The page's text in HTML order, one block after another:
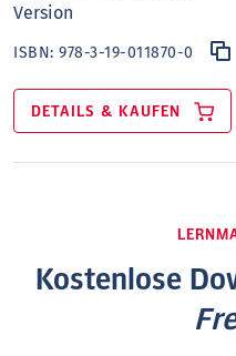
Version
ISBN:978-3-19-011870-0
DETAILS & KAUFEN
Kostenlose